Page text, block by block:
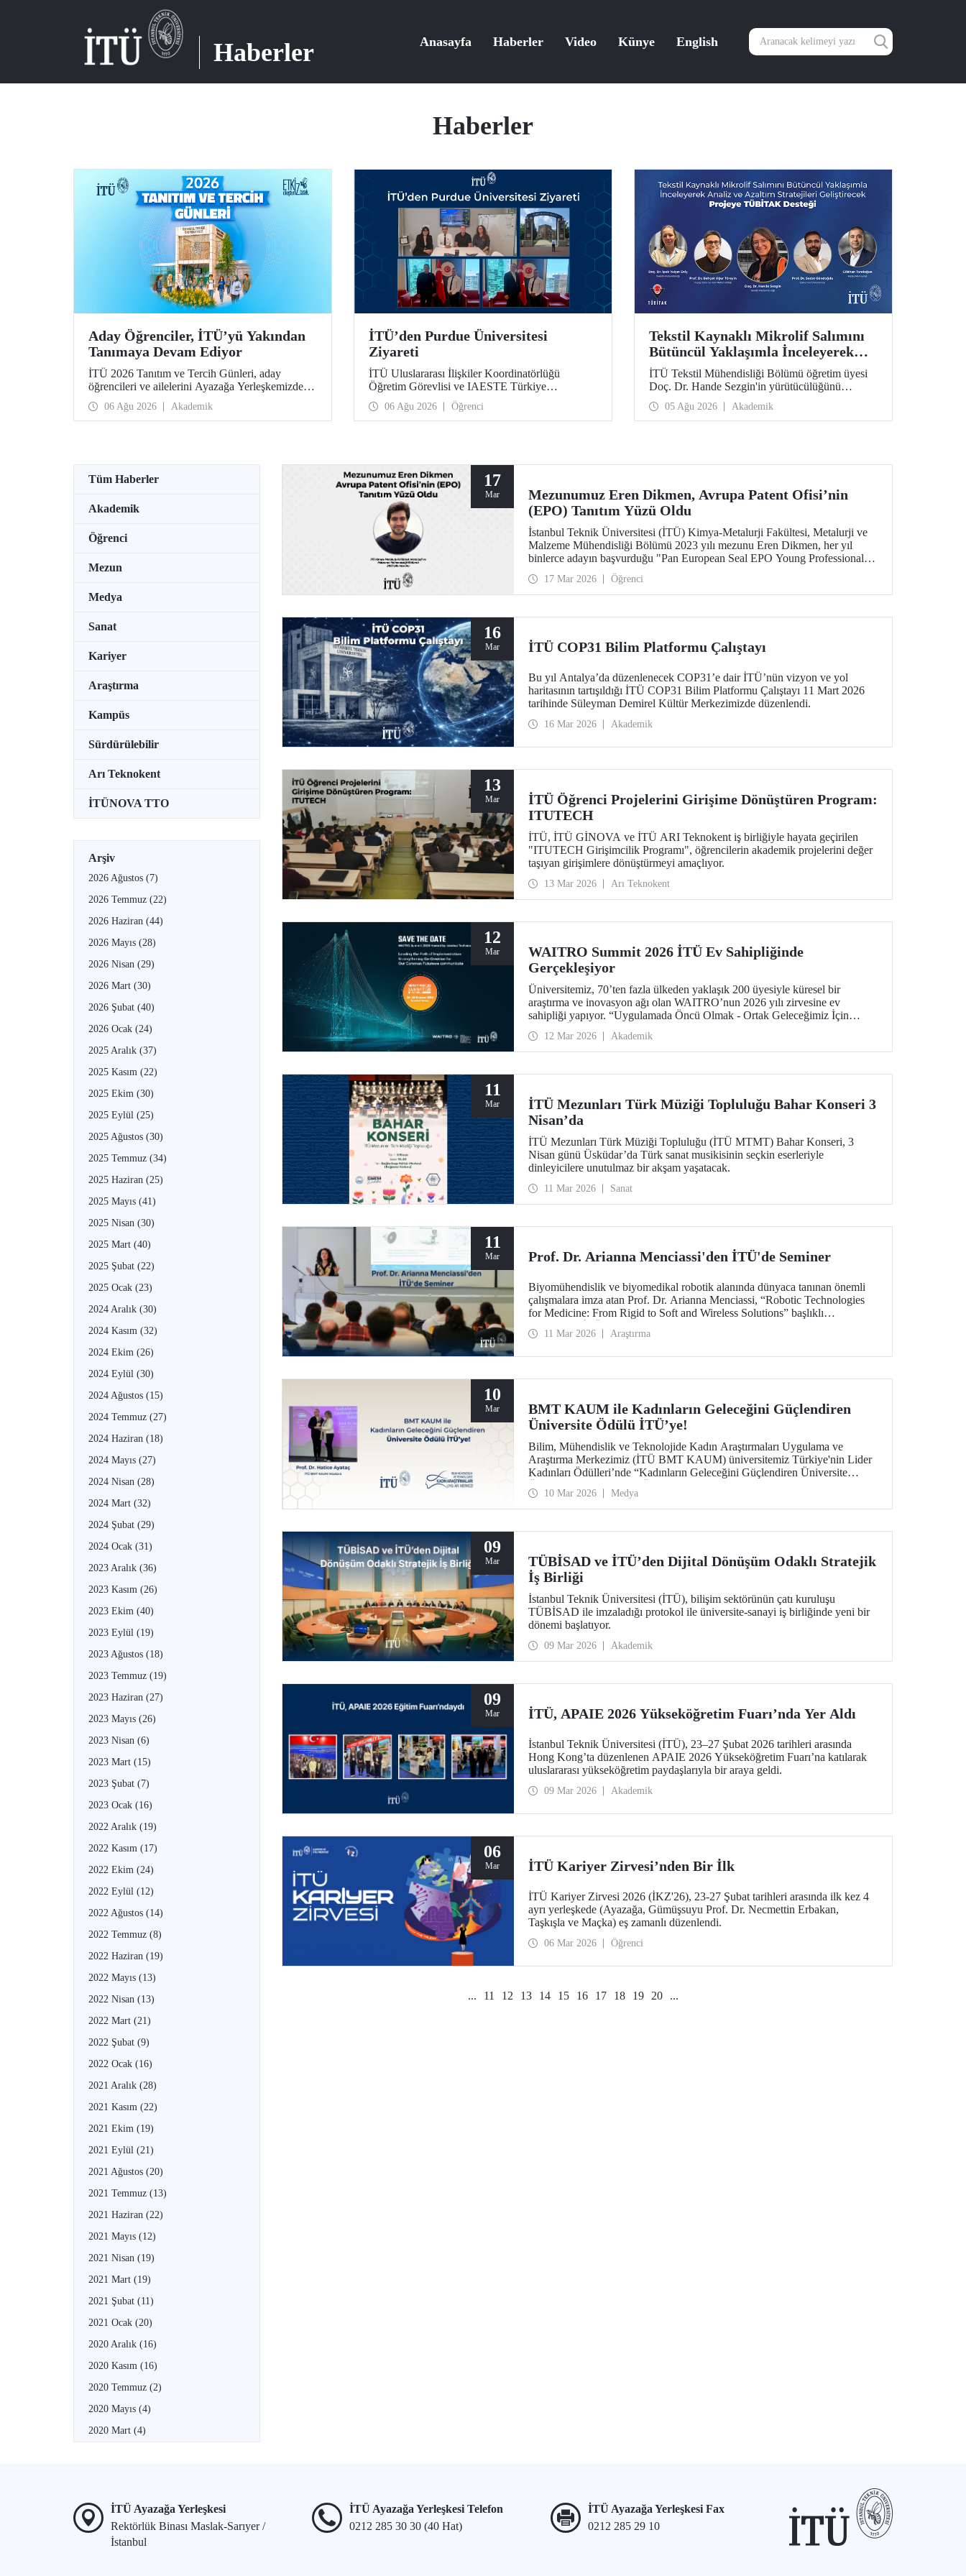
Haberler Anasayfa Haberler Video Künye English
Haberler
Aday Öğrenciler, İTÜ’yü Yakından
Tanımaya Devam Ediyor
İTÜ 2026 Tanıtım ve Tercih Günleri, aday
öğrencileri ve ailelerini Ayazağa Yerleşkemizde
ağırlamaya devam ediyor. Tanıtım ve Tercih
Günleri 7 Ağustos’ta tamamlanacak, ilgili fakülte
ve birimler adaylara bilgi vermeye devam edecek.
06 Ağu 2026 Akademik
İTÜ’den Purdue Üniversitesi
Ziyareti
İTÜ Uluslararası İlişkiler Koordinatörlüğü
Öğretim Görevlisi ve IAESTE Türkiye
Sorumlusu Cahit Okan, akademik ilişkileri ve iş
birliğini geliştirmek amacıyla 20-27 Temmuz
tarihlerinde ABD’de dünyanın önde gelen
06 Ağu 2026 Öğrenci
Tekstil Kaynaklı Mikrolif Salımını
Bütüncül Yaklaşımla İnceleyerek
Analiz ve Azaltım Stratejileri
Geliştirecek Projeye TÜBİTAK
Desteği
İTÜ Tekstil Mühendisliği Bölümü öğretim üyesi
Doç. Dr. Hande Sezgin'in yürütücülüğünü
üstlendiği “Sürdürülebilir Pamuk ve Polyester
Esaslı Tekstil Ürünlerinde Kullanım Koşullarına
Bağlı Mikrolif Salımı: Aşınma, UV Maruziyeti ve
proje, TÜBİTAK 2515 – COST Aksiyon Üyeleri
desteklenmeye hak kazandı.
05 Ağu 2026 Akademik
Tüm Haberler
Akademik
Öğrenci
Mezun
Medya
Sanat
Kariyer
Araştırma
Kampüs
Sürdürülebilir
Arı Teknokent
İTÜNOVA TTO
Arşiv
2026 Ağustos (7)
2026 Temmuz (22)
2026 Haziran (44)
2026 Mayıs (28)
2026 Nisan (29)
2026 Mart (30)
2026 Şubat (40)
2026 Ocak (24)
2025 Aralık (37)
2025 Kasım (22)
2025 Ekim (30)
2025 Eylül (25)
2025 Ağustos (30)
2025 Temmuz (34)
2025 Haziran (25)
2025 Mayıs (41)
2025 Nisan (30)
2025 Mart (40)
2025 Şubat (22)
2025 Ocak (23)
2024 Aralık (30)
2024 Kasım (32)
2024 Ekim (26)
2024 Eylül (30)
2024 Ağustos (15)
2024 Temmuz (27)
2024 Haziran (18)
2024 Mayıs (27)
2024 Nisan (28)
2024 Mart (32)
2024 Şubat (29)
2024 Ocak (31)
2023 Aralık (36)
2023 Kasım (26)
2023 Ekim (40)
2023 Eylül (19)
2023 Ağustos (18)
2023 Temmuz (19)
2023 Haziran (27)
2023 Mayıs (26)
2023 Nisan (6)
2023 Mart (15)
2023 Şubat (7)
2023 Ocak (16)
2022 Aralık (19)
2022 Kasım (17)
2022 Ekim (24)
2022 Eylül (12)
2022 Ağustos (14)
2022 Temmuz (8)
2022 Haziran (19)
2022 Mayıs (13)
2022 Nisan (13)
2022 Mart (21)
2022 Şubat (9)
2022 Ocak (16)
2021 Aralık (28)
2021 Kasım (22)
2021 Ekim (19)
2021 Eylül (21)
2021 Ağustos (20)
2021 Temmuz (13)
2021 Haziran (22)
2021 Mayıs (12)
2021 Nisan (19)
2021 Mart (19)
2021 Şubat (11)
2021 Ocak (20)
2020 Aralık (16)
2020 Kasım (16)
2020 Temmuz (2)
2020 Mayıs (4)
2020 Mart (4)
17
Mar
Mezunumuz Eren Dikmen, Avrupa Patent Ofisi’nin
(EPO) Tanıtım Yüzü Oldu
İstanbul Teknik Üniversitesi (İTÜ) Kimya-Metalurji Fakültesi, Metalurji ve
Malzeme Mühendisliği Bölümü 2023 yılı mezunu Eren Dikmen, her yıl
binlerce adayın başvurduğu "Pan European Seal EPO Young Professionals"
programı kapsamında, Avrupa Patent Ofisi (EPO) tarafından programın
tanıtım yüzü olarak seçildi.
17 Mar 2026 Öğrenci
16
Mar İTÜ COP31 Bilim Platformu Çalıştayı
Bu yıl Antalya’da düzenlenecek COP31’e dair İTÜ’nün vizyon ve yol
haritasının tartışıldığı İTÜ COP31 Bilim Platformu Çalıştayı 11 Mart 2026
tarihinde Süleyman Demirel Kültür Merkezimizde düzenlendi.
16 Mar 2026 Akademik
13
Mar
İTÜ Öğrenci Projelerini Girişime Dönüştüren Program:
ITUTECH
İTÜ, İTÜ GİNOVA ve İTÜ ARI Teknokent iş birliğiyle hayata geçirilen
"ITUTECH Girişimcilik Programı", öğrencilerin akademik projelerini değer
taşıyan girişimlere dönüştürmeyi amaçlıyor.
13 Mar 2026 Arı Teknokent
12
Mar
WAITRO Summit 2026 İTÜ Ev Sahipliğinde
Gerçekleşiyor
Üniversitemiz, 70’ten fazla ülkeden yaklaşık 200 üyesiyle küresel bir
araştırma ve inovasyon ağı olan WAITRO’nun 2026 yılı zirvesine ev
sahipliği yapıyor. “Uygulamada Öncü Olmak - Ortak Geleceğimiz İçin
somut uygulamaya geçişi merkeze alıyor.
12 Mar 2026 Akademik
11
Mar
İTÜ Mezunları Türk Müziği Topluluğu Bahar Konseri 3
Nisan’da
İTÜ Mezunları Türk Müziği Topluluğu (İTÜ MTMT) Bahar Konseri, 3
Nisan günü Üsküdar’da Türk sanat musikisinin seçkin eserleriyle
dinleyicilere unutulmaz bir akşam yaşatacak.
11 Mar 2026 Sanat
11
Mar Prof. Dr. Arianna Menciassi'den İTÜ'de Seminer
Biyomühendislik ve biyomedikal robotik alanında dünyaca tanınan önemli
çalışmalara imza atan Prof. Dr. Arianna Menciassi, “Robotic Technologies
for Medicine: From Rigid to Soft and Wireless Solutions” başlıklı
11 Mar 2026 Araştırma
10
Mar
BMT KAUM ile Kadınların Geleceğini Güçlendiren
Üniversite Ödülü İTÜ’ye!
Bilim, Mühendislik ve Teknolojide Kadın Araştırmaları Uygulama ve
Araştırma Merkezimiz (İTÜ BMT KAUM) üniversitemiz Türkiye'nin Lider
Kadınları Ödülleri’nde “Kadınların Geleceğini Güçlendiren Üniversite
Prof. Dr. Hatice Ayataç’a takdim edildi.
10 Mar 2026 Medya
09
Mar
TÜBİSAD ve İTÜ’den Dijital Dönüşüm Odaklı Stratejik
İş Birliği
İstanbul Teknik Üniversitesi (İTÜ), bilişim sektörünün çatı kuruluşu
TÜBİSAD ile imzaladığı protokol ile üniversite-sanayi iş birliğinde yeni bir
dönemi başlatıyor.
09 Mar 2026 Akademik
09
Mar İTÜ, APAIE 2026 Yükseköğretim Fuarı’nda Yer Aldı
İstanbul Teknik Üniversitesi (İTÜ), 23–27 Şubat 2026 tarihleri arasında
Hong Kong’ta düzenlenen APAIE 2026 Yükseköğretim Fuarı’na katılarak
uluslararası yükseköğretim paydaşlarıyla bir araya geldi.
09 Mar 2026 Akademik
06
Mar İTÜ Kariyer Zirvesi’nden Bir İlk
İTÜ Kariyer Zirvesi 2026 (İKZ'26), 23-27 Şubat tarihleri arasında ilk kez 4
ayrı yerleşkede (Ayazağa, Gümüşsuyu Prof. Dr. Necmettin Erbakan,
Taşkışla ve Maçka) eş zamanlı düzenlendi.
06 Mar 2026 Öğrenci
... 11 12 13 14 15 16 17 18 19 20 ...
İTÜ Ayazağa Yerleşkesi
Rektörlük Binası Maslak-Sarıyer /
İstanbul
İTÜ Ayazağa Yerleşkesi Telefon
0212 285 30 30 (40 Hat)
İTÜ Ayazağa Yerleşkesi Fax
0212 285 29 10